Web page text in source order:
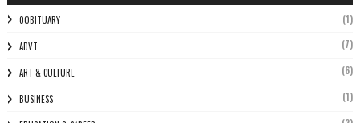
0OBITUARY (1)
ADVT (7)
ART & CULTURE (6)
BUSINESS (1)